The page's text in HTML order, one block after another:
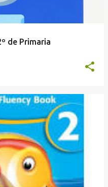
de Primaria